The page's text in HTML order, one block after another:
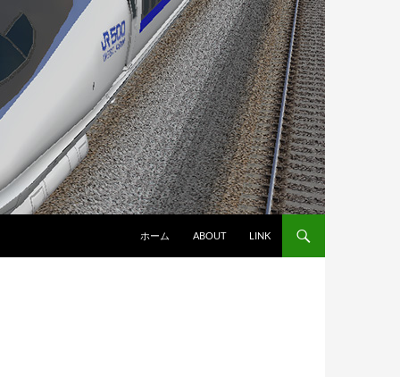
ホーム ABOUT LINK